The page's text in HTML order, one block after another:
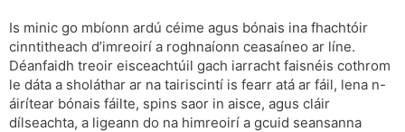
Is minic go mbíonn ardú céime agus bónais ina fhachtóir
cinntitheach d’imreoirí a roghnaíonn ceasaíneo ar líne.
Déanfaidh treoir eisceachtúil gach iarracht faisnéis cothrom
le dáta a sholáthar ar na tairiscintí is fearr atá ar fáil, lena n-
áirítear bónais fáilte, spins saor in aisce, agus cláir
dílseachta, a ligeann do na himreoirí a gcuid seansanna